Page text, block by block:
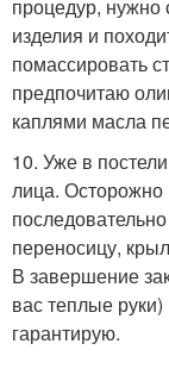
процедур, нужно
изделия и
помассировать
предпочитаю
каплями масла
10. Уже в
лица. Осторожно
переносицу,
В завершение
вас теплые
гарантирую.